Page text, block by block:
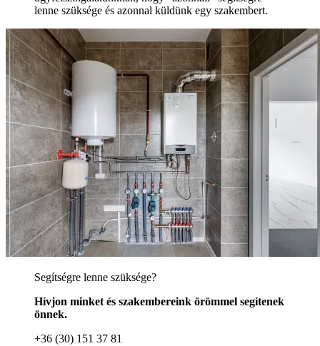
lenne szüksége és azonnal küldünk egy szakembert.
Segítségre lenne szüksége?
Hívjon minket és szakembereink örömmel segítenek
önnek.
+36 (30) 151 37 81